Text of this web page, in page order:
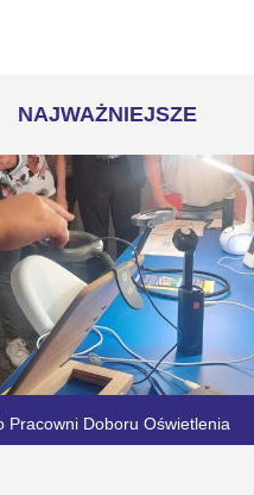
NAJWAŻNIEJSZE
Pracowni Doboru Oświetlenia